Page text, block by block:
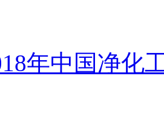
年中国净化